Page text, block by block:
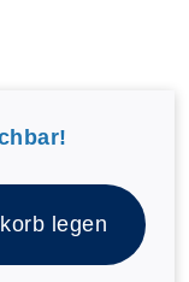
legen